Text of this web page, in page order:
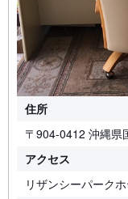
住所
〒904-0412 沖縄県
アクセス
リザンシーパーク